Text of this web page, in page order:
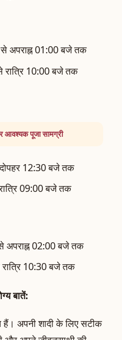
से अपराह्न 01:00 बजे तक
10:00 बजे तक
आवश्यक पूजा सामग्री
12:30 बजे तक
09:00 बजे तक
अपराह्न 02:00 बजे तक
10:30 बजे तक
बातें:
हैं। अपनी शादी के लिए सटीक